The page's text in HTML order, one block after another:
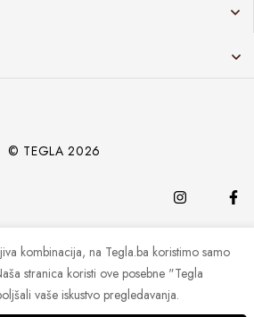
© TEGLA 2026
kombinacija, na Tegla.ba koristimo samo
stranica koristi ove posebne "Tegla
vaše iskustvo pregledavanja.